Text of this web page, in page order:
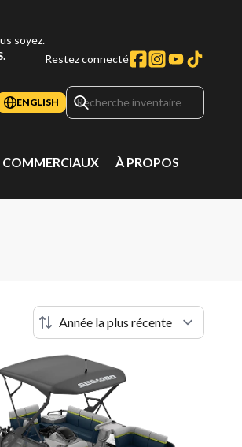
soyez.
Restez connecté
ENGLISH
COMMERCIAUX À PROPOS